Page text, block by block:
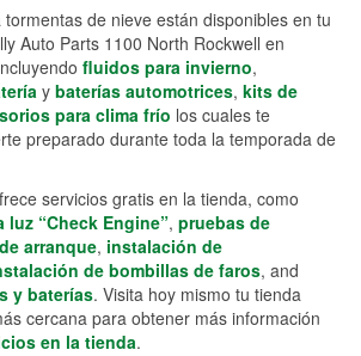
de nieve están disponibles en tu
Auto Parts 1100 North Rockwell en
fluidos para invierno,
y baterías automotrices, kits de
para clima frío los cuales te
preparado durante toda la temporada de
servicios gratis en la tienda, como
“Check Engine”, pruebas de
arranque, instalación de
de bombillas de faros, and
y baterías. Visita hoy mismo tu tienda
cercana para obtener más información
en la tienda.